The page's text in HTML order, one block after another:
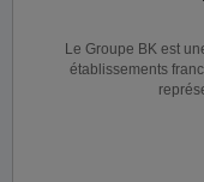
Le Groupe BK est
établissements